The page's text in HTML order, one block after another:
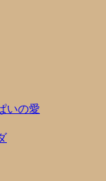
いの愛